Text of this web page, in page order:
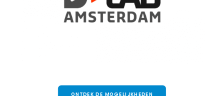
ONTDEK DE MOGELIJKHEDEN